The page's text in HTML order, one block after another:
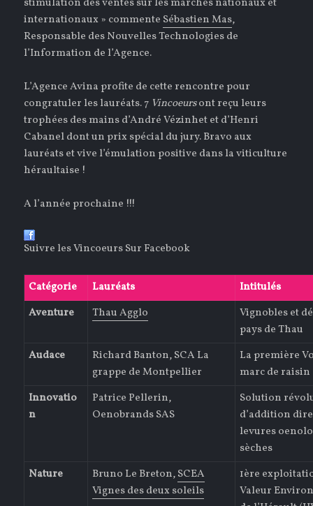
stimulation des ventes sur les marchés nationaux et
internationaux » commente Sébastien Mas,
Responsable des Nouvelles Technologies de
l’Information de l’Agence.
L’Agence Avina profite de cette rencontre pour
congratuler les lauréats. 7 Vincoeursont reçu leurs
trophées des mains d’André Vézinhet et d’Henri
Cabanel dont un prix spécial du jury. Bravo aux
lauréats et vive l’émulation positive dans la viticulture
héraultaise !
A l’année prochaine !!!
Suivre les Vincoeurs Sur Facebook
Catégorie Lauréats
Intitulés
Aventure
Thau Agglo
Vignobles et
pays de Thau
Audace
Richard Banton, SCA La
grappe de Montpellier
La première
marc de raisin
Innovatio
n
Patrice Pellerin,
Oenobrands SAS
Solution
d’addition
levures
sèches
Nature
Bruno Le Breton,SCEA
Vignes des deux soleils
1ère
Valeur